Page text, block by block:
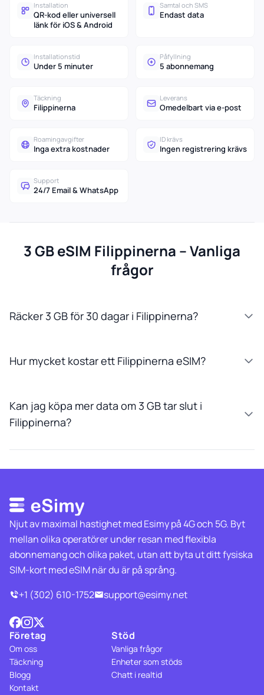
Installation
QR-kod eller universell
länk för iOS & Android
Samtal och SMS
Endast data
Installationstid
Under 5 minuter
Påfyllning
5 abonnemang
Täckning
Filippinerna
Leverans
Omedelbart via e-post
Roamingavgifter
Inga extra kostnader
ID krävs
Ingen registrering krävs
Support
24/7 Email & WhatsApp
3 GB eSIM Filippinerna – Vanliga
frågor
Räcker 3 GB för 30 dagar i Filippinerna?
Hur mycket kostar ett Filippinerna eSIM?
Kan jag köpa mer data om 3 GB tar slut i
Filippinerna?
Njut av maximal hastighet med Esimy på 4G och 5G. Byt
mellan olika operatörer under resan med flexibla
abonnemang och olika paket, utan att byta ut ditt fysiska
SIM-kort med eSIM när du är på språng.
+1 (302) 610-1752
support@esimy.net
Företag
Om oss
Täckning
Blogg
Kontakt
Stöd
Vanliga frågor
Enheter som stöds
Chatt i realtid